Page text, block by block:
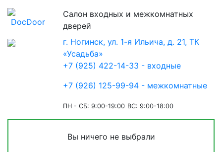
Салон входных и межкомнатных
дверей
г. Ногинск, ул. 1-я Ильича, д. 21, ТК
«Усадьба»
+7 (925) 422-14-33 - входные
+7 (926) 125-99-94 - межкомнатные
ПН - СБ: 9:00-19:00 ВС: 9:00-18:00
Вы ничего не выбрали